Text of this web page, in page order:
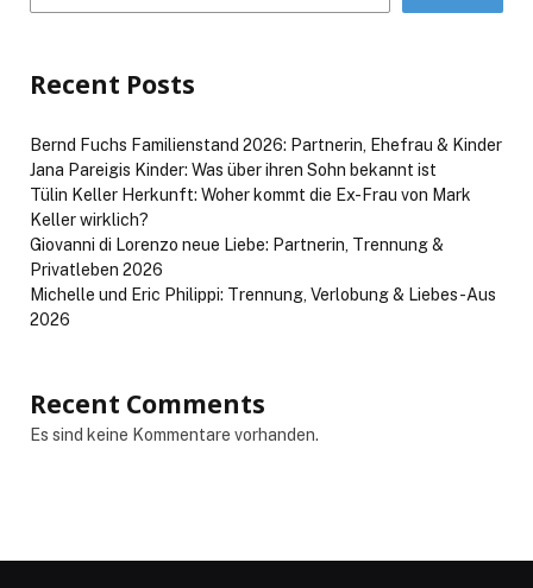
Recent Posts
Bernd Fuchs Familienstand 2026: Partnerin, Ehefrau & Kinder
Jana Pareigis Kinder: Was über ihren Sohn bekannt ist
Tülin Keller Herkunft: Woher kommt die Ex-Frau von Mark
Keller wirklich?
Giovanni di Lorenzo neue Liebe: Partnerin, Trennung &
Privatleben 2026
Michelle und Eric Philippi: Trennung, Verlobung & Liebes-Aus
2026
Recent Comments
Es sind keine Kommentare vorhanden.